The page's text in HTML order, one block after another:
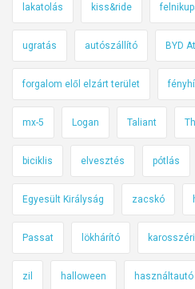
lakatolás kiss&ride
ugratás autószállító BYD
forgalom elől elzárt terület
mx-5 Logan Taliant
biciklis elvesztés pótlás
Egyesült Királyság zacskó
Passat lökhárító
zil halloween használtautó